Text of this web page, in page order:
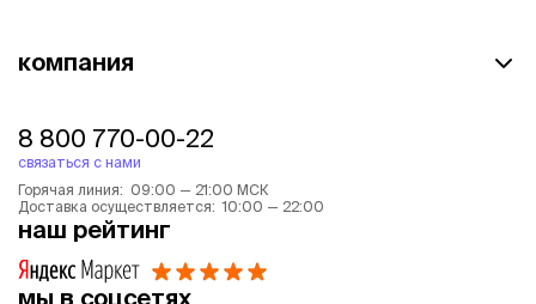
компания
8 800 770-00-22
связаться с нами
Горячая линия: 09:00 — 21:00 МСК
Доставка осуществляется: 10:00 — 22:00
наш рейтинг
мы в соцсетях